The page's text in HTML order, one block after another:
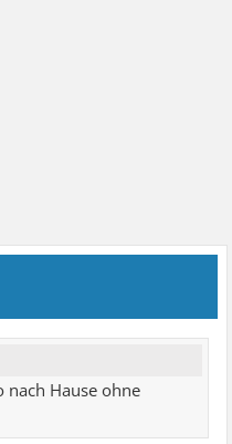
nach Hause ohne